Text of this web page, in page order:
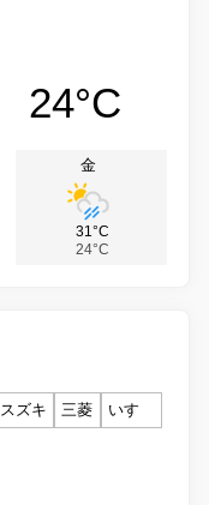
24°C
金
31°C
24°C
スズキ 三菱
いすゞ